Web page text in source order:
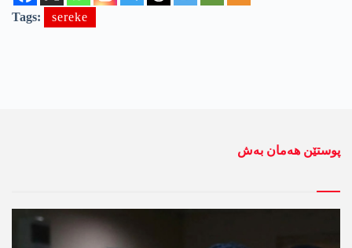
Tags: sereke
پوستێن ھەمان بەش